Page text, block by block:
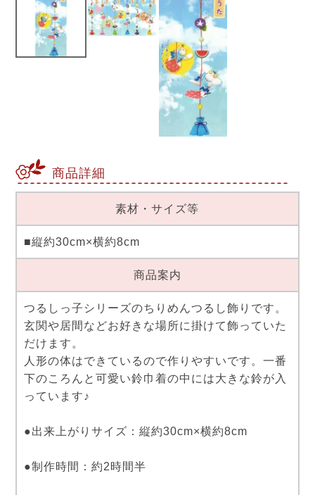
商品詳細
素材・サイズ等
■縦約30cm×横約8cm
商品案内
つるしっ子シリーズのちりめんつるし飾りです。
玄関や居間などお好きな場所に掛けて飾っていた
だけます。
人形の体はできているので作りやすいです。一番
下のころんと可愛い鈴巾着の中には大きな鈴が入
っています♪
●出来上がりサイズ：縦約30cm×横約8cm
●制作時間：約2時間半